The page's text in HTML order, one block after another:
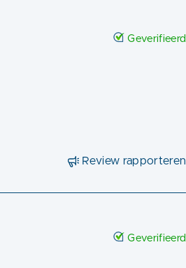
Geverifieerd
Review rapporteren
Geverifieerd